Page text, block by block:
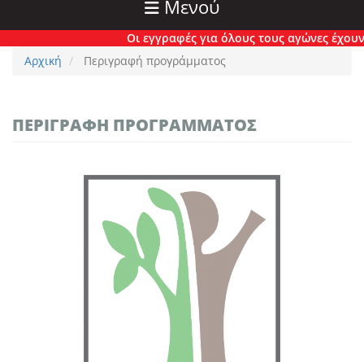
Μενού
Οι εγγραφές για όλους τους αγώνες έχουν πλέον
Αρχική
Περιγραφή προγράμματος
ΠΕΡΙΓΡΑΦΉ ΠΡΟΓΡΆΜΜΑΤΟΣ